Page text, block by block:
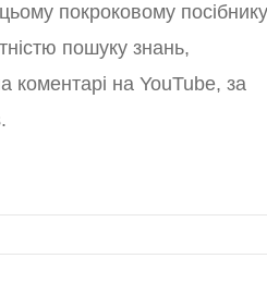
покроковому
пошуку знань,
коментарі на YouTube, за